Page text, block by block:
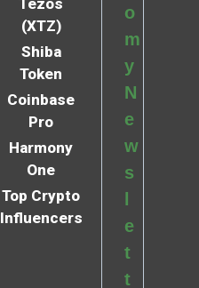
Tezos
(XTZ)
Shiba
Token
Coinbase
Pro
Harmony
One
Top Crypto
Influencers
o
m
y
N
e
w
s
e
t
t